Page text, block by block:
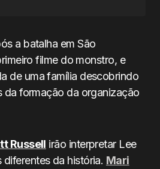
a batalha em São
filme do monstro, e
de uma família descobrindo
da formação da organização
Russell irão interpretar Lee
da história. Mari